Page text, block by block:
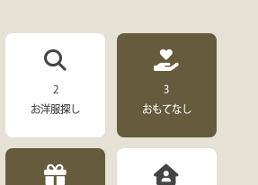
2
お洋服探し
3
おもてなし